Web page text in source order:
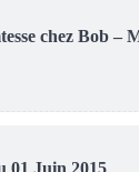
chez Bob –
01 Juin 2015